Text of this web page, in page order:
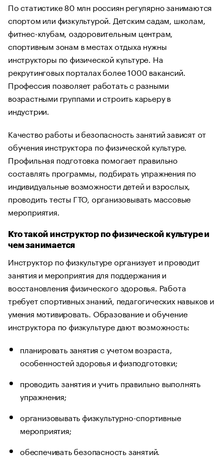
По статистике 80 млн россиян регулярно занимаются
спортом или физкультурой. Детским садам, школам,
фитнес-клубам, оздоровительным центрам,
спортивным зонам в местах отдыха нужны
инструкторы по физической культуре. На
рекрутинговых порталах более 1000 вакансий.
Профессия позволяет работать с разными
возрастными группами и строить карьеру в
индустрии.
Качество работы и безопасность занятий зависят от
обучения инструктора по физической культуре.
Профильная подготовка помогает правильно
составлять программы, подбирать упражнения по
индивидуальные возможности детей и взрослых,
проводить тесты ГТО, организовывать массовые
мероприятия.
Кто такой инструктор по физической культуре и
чем занимается
Инструктор по физкультуре организует и проводит
занятия и мероприятия для поддержания и
восстановления физического здоровья. Работа
требует спортивных знаний, педагогических навыков и
умения мотивировать. Образование и обучение
инструктора по физкультуре дают возможность:
планировать занятия с учетом возраста,
особенностей здоровья и физподготовки;
проводить занятия и учить правильно выполнять
упражнения;
организовывать физкультурно-спортивные
мероприятия;
обеспечивать безопасность занятий.